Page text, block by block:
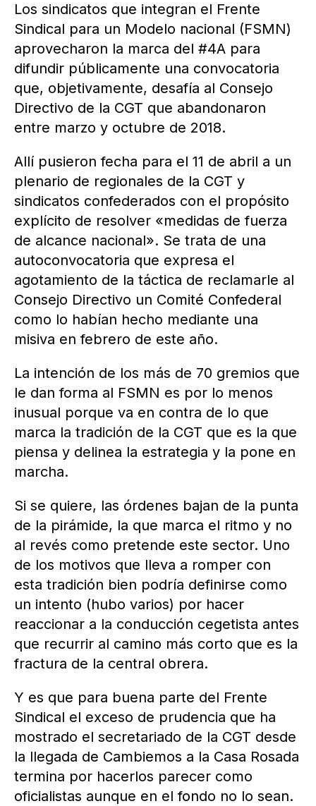
Los sindicatos que integran el Frente
Sindical para un Modelo nacional (FSMN)
aprovecharon la marca del #4A para
difundir públicamente una convocatoria
que, objetivamente, desafía al Consejo
Directivo de la CGT que abandonaron
entre marzo y octubre de 2018.
Allí pusieron fecha para el 11 de abril a un
plenario de regionales de la CGT y
sindicatos confederados con el propósito
explícito de resolver «medidas de fuerza
de alcance nacional». Se trata de una
autoconvocatoria que expresa el
agotamiento de la táctica de reclamarle al
Consejo Directivo un Comité Confederal
como lo habían hecho mediante una
misiva en febrero de este año.
La intención de los más de 70 gremios que
le dan forma al FSMN es por lo menos
inusual porque va en contra de lo que
marca la tradición de la CGT que es la que
piensa y delinea la estrategia y la pone en
marcha.
Si se quiere, las órdenes bajan de la punta
de la pirámide, la que marca el ritmo y no
al revés como pretende este sector. Uno
de los motivos que lleva a romper con
esta tradición bien podría definirse como
un intento (hubo varios) por hacer
reaccionar a la conducción cegetista antes
que recurrir al camino más corto que es la
fractura de la central obrera.
Y es que para buena parte del Frente
Sindical el exceso de prudencia que ha
mostrado el secretariado de la CGT desde
la llegada de Cambiemos a la Casa Rosada
termina por hacerlos parecer como
oficialistas aunque en el fondo no lo sean.